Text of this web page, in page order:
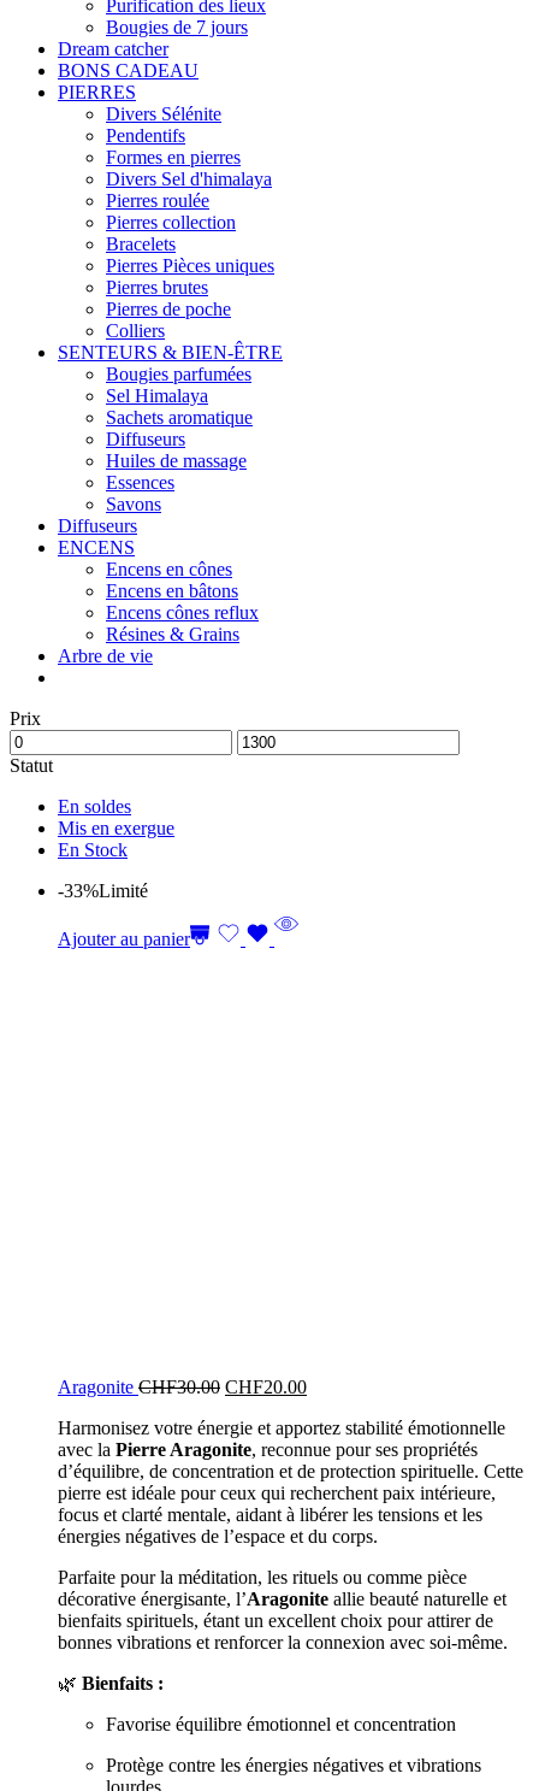
Purification des lieux
Bougies de 7 jours
Dream catcher
BONS CADEAU
PIERRES
Divers Sélénite
Pendentifs
Formes en pierres
Divers Sel d'himalaya
Pierres roulée
Pierres collection
Bracelets
Pierres Pièces uniques
Pierres brutes
Pierres de poche
Colliers
SENTEURS & BIEN-ÊTRE
Bougies parfumées
Sel Himalaya
Sachets aromatique
Diffuseurs
Huiles de massage
Essences
Savons
Diffuseurs
ENCENS
Encens en cônes
Encens en bâtons
Encens cônes reflux
Résines & Grains
Arbre de vie
Prix
Statut
En soldes
Mis en exergue
En Stock
-33%Limité
Ajouter au panier
Aragonite CHF30.00 CHF20.00
Harmonisez votre énergie et apportez stabilité émotionnelle
avec la Pierre Aragonite, reconnue pour ses propriétés
d’équilibre, de concentration et de protection spirituelle. Cette
pierre est idéale pour ceux qui recherchent paix intérieure,
focus et clarté mentale, aidant à libérer les tensions et les
énergies négatives de l’espace et du corps.
Parfaite pour la méditation, les rituels ou comme pièce
décorative énergisante, l’Aragonite allie beauté naturelle et
bienfaits spirituels, étant un excellent choix pour attirer de
bonnes vibrations et renforcer la connexion avec soi-même.
🌿 Bienfaits :
Favorise équilibre émotionnel et concentration
Protège contre les énergies négatives et vibrations
lourdes